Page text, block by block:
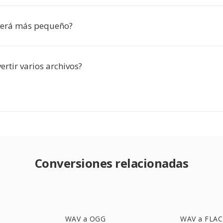
más pequeño?
varios archivos?
Conversiones relacionadas
WAV a OGG WAV a FLAC